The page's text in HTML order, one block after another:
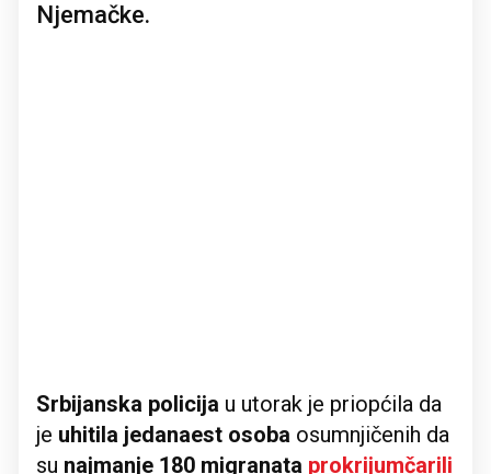
Njemačke.
Srbijanska policija u utorak je priopćila da
je uhitila jedanaest osoba osumnjičenih da
su najmanje 180 migranata prokrijumčarili